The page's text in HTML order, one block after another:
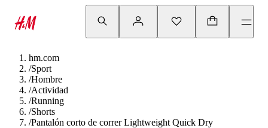
hm.com
/Sport
/Hombre
/Actividad
/Running
/Shorts
/Pantalón corto de correr Lightweight Quick Dry